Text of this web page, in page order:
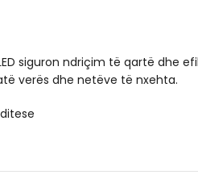
siguron ndriçim të qartë dhe
verës dhe netëve të nxehta.